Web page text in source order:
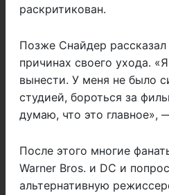
раскритикован.
Позже Снайдер
причинах своего ухода.
вынести. У меня не было
студией, бороться за
думаю, что это главное»,
После этого многие
Warner Bros. и DC и
альтернативную